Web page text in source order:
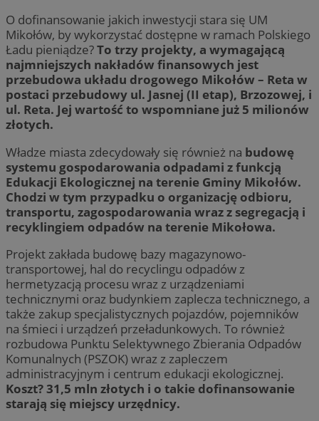
O dofinansowanie jakich inwestycji stara się UM
Mikołów, by wykorzystać dostępne w ramach Polskiego
Ładu pieniądze?To trzy projekty, a wymagającą
najmniejszych nakładów finansowych jest
przebudowa układu drogowego Mikołów – Reta w
postaci przebudowy ul. Jasnej (II etap), Brzozowej, i
ul. Reta. Jej wartość to wspomniane już 5 milionów
złotych.
Władze miasta zdecydowały się również na budowę
systemu gospodarowania odpadami z funkcją
Edukacji Ekologicznej na terenie Gminy Mikołów.
Chodzi w tym przypadku o organizację odbioru,
transportu, zagospodarowania wraz z segregacją i
recyklingiem odpadów na terenie Mikołowa.
Projekt zakłada budowę bazy magazynowo-
transportowej, hal do recyclingu odpadów z
hermetyzacją procesu wraz z urządzeniami
technicznymi oraz budynkiem zaplecza technicznego, a
także zakup specjalistycznych pojazdów, pojemników
na śmieci i urządzeń przeładunkowych. To również
rozbudowa Punktu Selektywnego Zbierania Odpadów
Komunalnych (PSZOK) wraz z zapleczem
administracyjnym i centrum edukacji ekologicznej.
Koszt? 31,5 mln złotych i o takie dofinansowanie
starają się miejscy urzędnicy.